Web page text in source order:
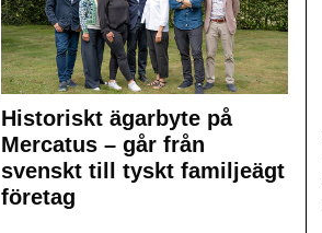
Historiskt ägarbyte på
Mercatus – går från
svenskt till tyskt familjeägt
företag